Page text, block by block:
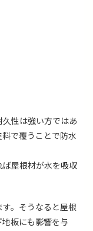
性は強い方ではあ
で覆うことで防水
屋根材が水を吸収
。そうなると屋根
板にも影響を与